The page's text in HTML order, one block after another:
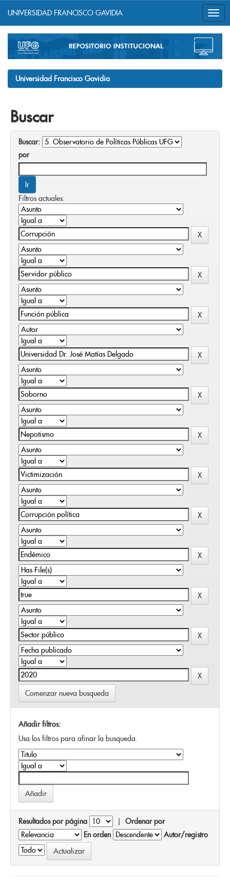
navigation
UNIVERSIDAD FRANCISCO GAVIDIA
Universidad Francisco Gavidia
Buscar
Buscar:
por
Filtros actuales:
Comenzar nueva busqueda
Añadir filtros:
Usa los filtros para afinar la busqueda.
Resultados por página | Ordenar por
En orden
Autor/registro